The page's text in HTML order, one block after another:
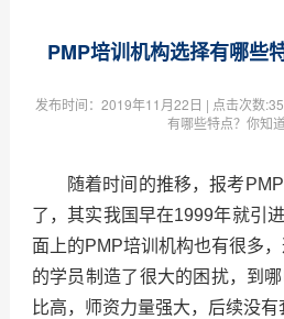
PMP培训机构选择有哪些
发布时间： 2019年11月22日 | 点击次数:
有哪些特点？你知
随着时间的推移，报考
了，其实我国早在1999年就引
面上的PMP培训机构也有很多
的学员制造了很大的困扰，到
比高，师资力量强大，后续没有